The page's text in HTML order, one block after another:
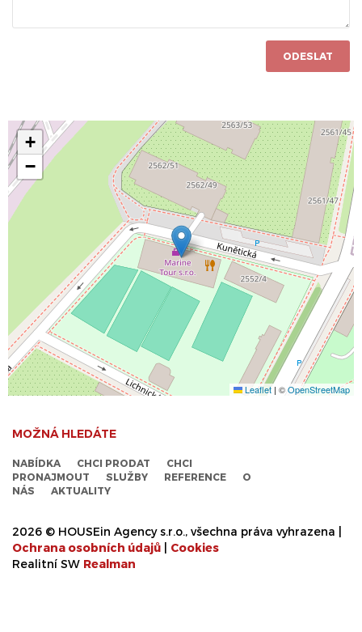
ODESLAT
+
−
Leaflet | ©OpenStreetMap
MOŽNÁ HLEDÁTE
NABÍDKA CHCI PRODAT
CHCI
PRONAJMOUT
SLUŽBY REFERENCE
O
NÁS
AKTUALITY
2026 © HOUSEin Agency s.r.o., všechna práva vyhrazena |
Ochrana osobních údajů
Cookies
Realitní SW Realman